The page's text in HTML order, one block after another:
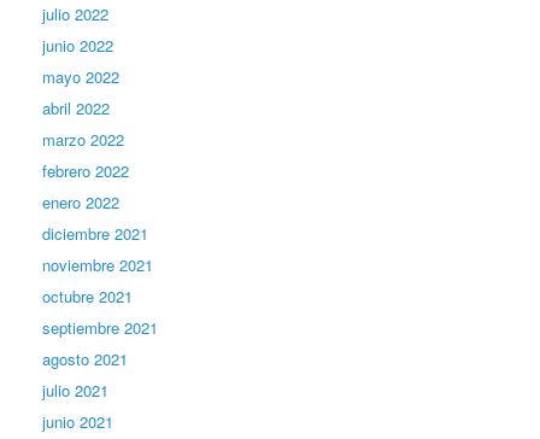
julio 2022
junio 2022
mayo 2022
abril 2022
marzo 2022
febrero 2022
enero 2022
diciembre 2021
noviembre 2021
octubre 2021
septiembre 2021
agosto 2021
julio 2021
junio 2021